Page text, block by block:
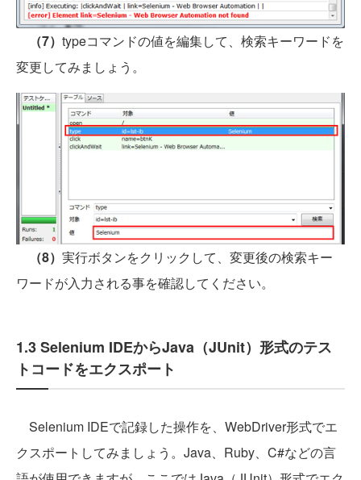
（7） typeコマンドの値を編集して、検索キーワードを
変更してみましょう。
（8） 実行ボタンをクリックして、変更後の検索キー
ワードが入力される事を確認してください。
1.3 Selenium IDEからJava（JUnit）形式のテス
トコードをエクスポート
Selenium IDEで記録した操作を、WebDriver形式でエ
クスポートしてみましょう。Java、Ruby、C#などの言